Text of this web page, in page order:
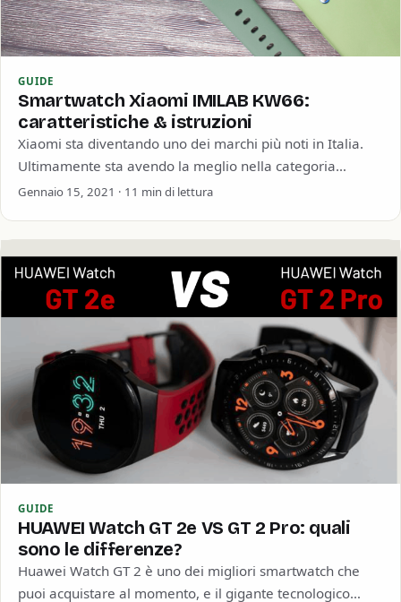
GUIDE
Smartwatch Xiaomi IMILAB KW66:
caratteristiche & istruzioni
Xiaomi sta diventando uno dei marchi più noti in Italia.
Ultimamente sta avendo la meglio nella categoria
smartphone per via del suo…
Gennaio 15, 2021 · 11 min di lettura
GUIDE
HUAWEI Watch GT 2e VS GT 2 Pro: quali
sono le differenze?
Huawei Watch GT 2 è uno dei migliori smartwatch che
puoi acquistare al momento, e il gigante tecnologico